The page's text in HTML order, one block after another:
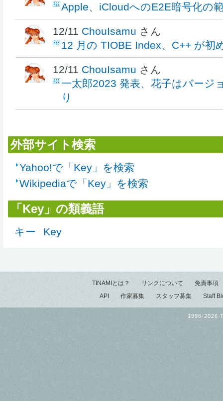
Apple、iCloudへのE2E暗号化の
12/11 ChouIsamu さん
12 月の TIOBE Index、C++ が初
12/11 ChouIsamu さん
一太郎2023 発表、花子はバージ
り
外部サイト検索
Yahoo!で「Key」を検索
Wikipediaで「Key」を検索
「Key」の類義語
キー Key
TINAMIとは？ リンクについて
免責事項
API
作家募集 スタッフ募集 Staff
1996-2026